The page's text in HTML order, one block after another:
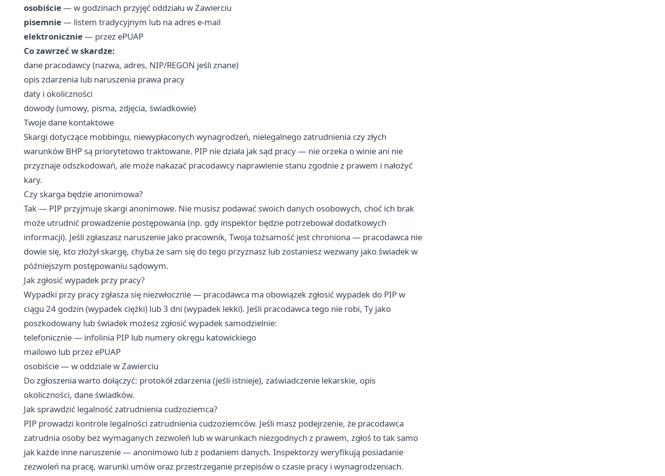
osobiście— w godzinach przyjęć oddziału w Zawierciu
pisemnie— listem tradycyjnym lub na adres e-mail
elektronicznie— przez ePUAP
Co zawrzeć w skardze:
dane pracodawcy (nazwa, adres, NIP/REGON jeśli znane)
opis zdarzenia lub naruszenia prawa pracy
daty i okoliczności
dowody (umowy, pisma, zdjęcia, świadkowie)
Twoje dane kontaktowe
Skargi dotyczące mobbingu, niewypłaconych wynagrodzeń, nielegalnego zatrudnienia czy złych
warunków BHP są priorytetowo traktowane. PIP nie działa jak sąd pracy — nie orzeka o winie ani nie
przyznaje odszkodowań, ale może nakazać pracodawcy naprawienie stanu zgodnie z prawem i nałożyć
kary.
Czy skarga będzie anonimowa?
Tak — PIP przyjmuje skargi anonimowe. Nie musisz podawać swoich danych osobowych, choć ich brak
może utrudnić prowadzenie postępowania (np. gdy inspektor będzie potrzebował dodatkowych
informacji). Jeśli zgłaszasz naruszenie jako pracownik, Twoja tożsamość jest chroniona — pracodawca nie
dowie się, kto złożył skargę, chyba że sam się do tego przyznasz lub zostaniesz wezwany jako świadek w
późniejszym postępowaniu sądowym.
Jak zgłosić wypadek przy pracy?
Wypadki przy pracy zgłasza się niezwłocznie — pracodawca ma obowiązek zgłosić wypadek do PIP w
ciągu 24 godzin (wypadek ciężki) lub 3 dni (wypadek lekki). Jeśli pracodawca tego nie robi, Ty jako
poszkodowany lub świadek możesz zgłosić wypadek samodzielnie:
telefonicznie — infolinia PIP lub numery okręgu katowickiego
mailowo lub przez ePUAP
osobiście — w oddziale w Zawierciu
Do zgłoszenia warto dołączyć: protokół zdarzenia (jeśli istnieje), zaświadczenie lekarskie, opis
okoliczności, dane świadków.
Jak sprawdzić legalność zatrudnienia cudzoziemca?
PIP prowadzi kontrole legalności zatrudnienia cudzoziemców. Jeśli masz podejrzenie, że pracodawca
zatrudnia osoby bez wymaganych zezwoleń lub w warunkach niezgodnych z prawem, zgłoś to tak samo
jak każde inne naruszenie — anonimowo lub z podaniem danych. Inspektorzy weryfikują posiadanie
zezwoleń na pracę, warunki umów oraz przestrzeganie przepisów o czasie pracy i wynagrodzeniach.